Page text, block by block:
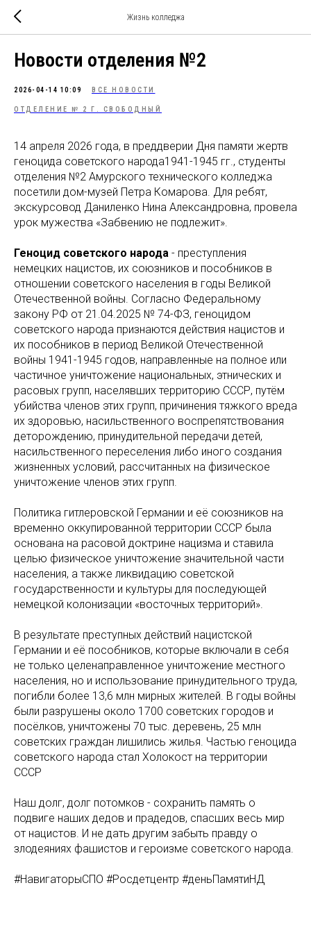
Жизнь колледжа
Новости отделения №2
2026-04-14 10:09 ВСЕ НОВОСТИ
ОТДЕЛЕНИЕ № 2 Г. СВОБОДНЫЙ
14 апреля 2026 года, в преддверии Дня памяти жертв
геноцида советского народа1941-1945 гг., студенты
отделения №2 Амурского технического колледжа
посетили дом-музей Петра Комарова. Для ребят,
экскурсовод Даниленко Нина Александровна, провела
урок мужества «Забвению не подлежит».
Геноцид советского народа - преступления
немецких нацистов, их союзников и пособников в
отношении советского населения в годы Великой
Отечественной войны. Согласно Федеральному
закону РФ от 21.04.2025 № 74-ФЗ, геноцидом
советского народа признаются действия нацистов и
их пособников в период Великой Отечественной
войны 1941-1945 годов, направленные на полное или
частичное уничтожение национальных, этнических и
расовых групп, населявших территорию СССР, путём
убийства членов этих групп, причинения тяжкого вреда
их здоровью, насильственного воспрепятствования
деторождению, принудительной передачи детей,
насильственного переселения либо иного создания
жизненных условий, рассчитанных на физическое
уничтожение членов этих групп.
Политика гитлеровской Германии и её союзников на
временно оккупированной территории СССР была
основана на расовой доктрине нацизма и ставила
целью физическое уничтожение значительной части
населения, а также ликвидацию советской
государственности и культуры для последующей
немецкой колонизации «восточных территорий».
В результате преступных действий нацистской
Германии и её пособников, которые включали в себя
не только целенаправленное уничтожение местного
населения, но и использование принудительного труда,
погибли более 13,6 млн мирных жителей. В годы войны
были разрушены около 1700 советских городов и
посёлков, уничтожены 70 тыс. деревень, 25 млн
советских граждан лишились жилья. Частью геноцида
советского народа стал Холокост на территории
СССР
Наш долг, долг потомков - сохранить память о
подвиге наших дедов и прадедов, спасших весь мир
от нацистов. И не дать другим забыть правду о
злодеяниях фашистов и героизме советского народа.
#НавигаторыСПО #Росдетцентр #деньПамятиНД